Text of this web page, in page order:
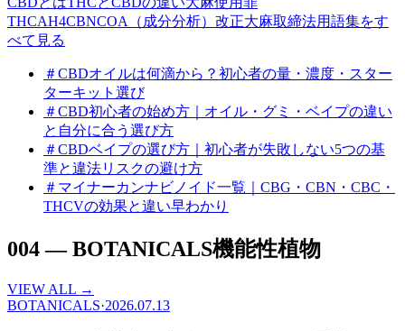
THCAH4CBNCOA（成分分析） 改正大麻取締法用語集をす
べて見る
＃CBDオイルは何滴から？初心者の量・濃度・スター
ターキット選び
＃CBD初心者の始め方｜オイル・グミ・ベイプの違い
と自分に合う選び方
＃CBDベイプの選び方｜初心者が失敗しない5つの基
準と違法リスクの避け方
＃ マイナーカンナビノイド一覧｜CBG・CBN・CBC・
THCVの効果と違い早わかり
004—BOTANICALS機能性植物
VIEW ALL →
BOTANICALS·2026.07.13